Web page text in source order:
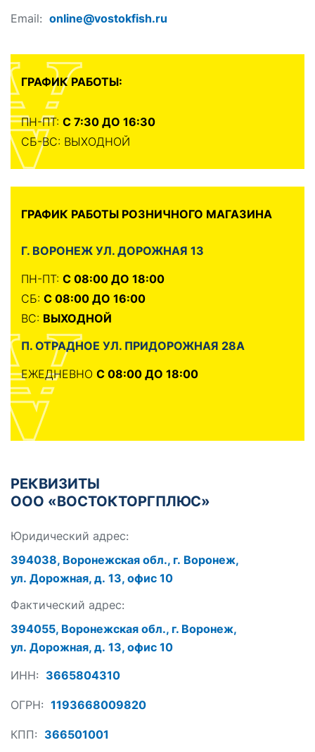
Email: online@vostokfish.ru
ГРАФИК РАБОТЫ:
ПН-ПТ: С 7:30 ДО 16:30
СБ-ВС: ВЫХОДНОЙ
ГРАФИК РАБОТЫ РОЗНИЧНОГО МАГАЗИНА
Г. ВОРОНЕЖ УЛ. ДОРОЖНАЯ 13
ПН-ПТ: С 08:00 ДО 18:00
СБ: С 08:00 ДО 16:00
ВС: ВЫХОДНОЙ
П. ОТРАДНОЕ УЛ. ПРИДОРОЖНАЯ 28А
ЕЖЕДНЕВНО С 08:00 ДО 18:00
РЕКВИЗИТЫ
ООО «ВОСТОКТОРГПЛЮС»
Юридический адрес:
394038, Воронежская обл., г. Воронеж,
ул. Дорожная, д. 13, офис 10
Фактический адрес:
394055, Воронежская обл., г. Воронеж,
ул. Дорожная, д. 13, офис 10
ИНН: 3665804310
ОГРН: 1193668009820
КПП: 366501001